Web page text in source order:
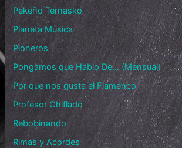
Pekeño Ternasko
Planeta Música
Pioneros
Pongamos que Hablo De… (Mensual)
Por que nos gusta el Flamenco
Profesor Chiflado
Rebobinando
Rimas y Acordes